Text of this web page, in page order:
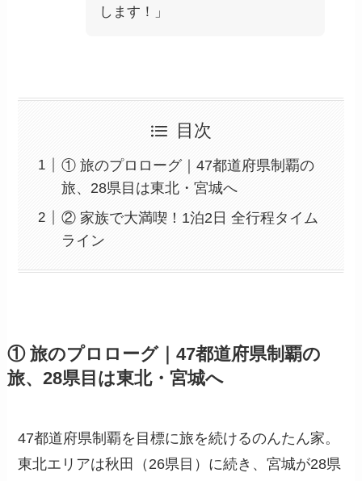
します！」
目次
① 旅のプロローグ｜47都道府県制覇の
旅、28県目は東北・宮城へ
② 家族で大満喫！1泊2日 全行程タイム
ライン
① 旅のプロローグ｜47都道府県制覇の
旅、28県目は東北・宮城へ
47都道府県制覇を目標に旅を続けるのんたん家。
東北エリアは秋田（26県目）に続き、宮城が28県